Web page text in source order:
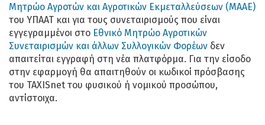
Μητρώο Αγροτών και Αγροτικών Εκμεταλλεύσεων (ΜΑΑΕ)
του ΥΠΑΑΤ και για τους συνεταιρισμούς που είναι
εγγεγραμμένοι στο Εθνικό Μητρώο Αγροτικών
Συνεταιρισμών και άλλων Συλλογικών Φορέων δεν
απαιτείται εγγραφή στη νέα πλατφόρμα. Για την είσοδο
στην εφαρμογή θα απαιτηθούν οι κωδικοί πρόσβασης
του TAXISnet του φυσικού ή νομικού προσώπου,
αντίστοιχα.